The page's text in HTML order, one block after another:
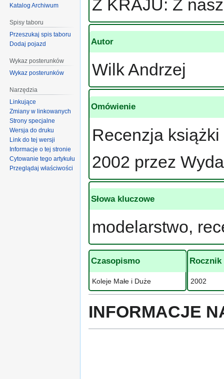
Z KRAJU: Z
Autor
Wilk Andrzej
Omówienie
Recenzja
2002 przez
Słowa kluczowe
modelarstwo,
Czasopismo
Koleje Małe i Duże
Rocznik
2002
INFORMACJE
Katalog Archiwum
Spisy taboru
Przeszukaj spis taboru
Dodaj pojazd
Wykaz posterunków
Wykaz posterunków
Narzędzia
Linkujące
Zmiany w linkowanych
Strony specjalne
Wersja do druku
Link do tej wersji
Informacje o tej stronie
Cytowanie tego artykułu
Przeglądaj właściwości